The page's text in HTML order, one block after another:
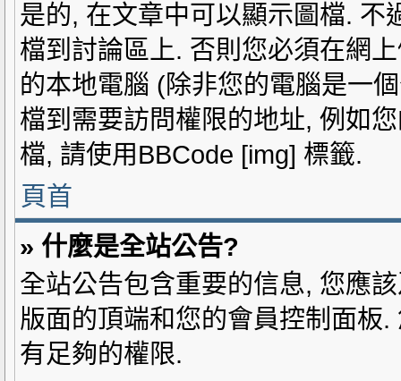
是的, 在文章中可以顯示圖檔. 不
檔到討論區上. 否則您必須在網
的本地電腦 (除非您的電腦是一
檔到需要訪問權限的地址, 例如
檔, 請使用BBCode [img] 標籤.
頁首
» 什麼是全站公告?
全站公告包含重要的信息, 您應
版面的頂端和您的會員控制面板
有足夠的權限.